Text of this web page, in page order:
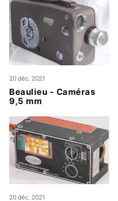
20 déc. 2021
Beaulieu - Caméras
9,5 mm
20 déc. 2021